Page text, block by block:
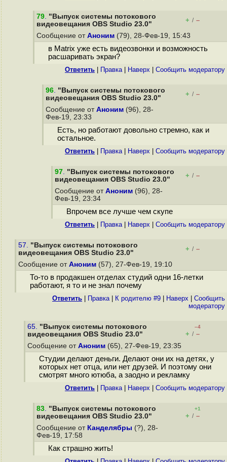
79. "Выпуск системы потокового
видеовещания OBS Studio 23.0"
+ / –
Сообщение от Аноним (79), 28-Фев-19, 15:43
в Matrix уже есть видеозвонки и возможность
расшаривать экран?
Ответить Правка| Наверх Cообщить модератору
96. "Выпуск системы потокового
видеовещания OBS Studio 23.0"
+ / –
Сообщение от Аноним (96), 28-
Фев-19, 23:33
Есть, но работают довольно стремно, как и
остальное.
Ответить Правка| Наверх Cообщить модератору
97. "Выпуск системы потокового
видеовещания OBS Studio 23.0"
+ / –
Сообщение от Аноним (96), 28-
Фев-19, 23:34
Впрочем все лучше чем скупе
Ответить Правка| Наверх Cообщить модератору
57. "Выпуск системы потокового
видеовещания OBS Studio 23.0"
+ / –
Сообщение от Аноним (57), 27-Фев-19, 19:10
То-то в продакшен отделах студий одни 16-летки
работают, я то и не знал почему
Ответить Правка| К родителю #9 Наверх
Cообщить
модератору
65. "Выпуск системы потокового
видеовещания OBS Studio 23.0"
–4
+ / –
Сообщение от Аноним (65), 27-Фев-19, 23:35
Студии делают деньги. Делают они их на детях, у
которых нет отца, или нет друзей. И поэтому они
смотрят много ютюба, а заодно и рекламку
Ответить Правка| Наверх Cообщить модератору
83. "Выпуск системы потокового
видеовещания OBS Studio 23.0"
+1
+ / –
Сообщение от Канделябры (?), 28-
Фев-19, 17:58
Как страшно жить!